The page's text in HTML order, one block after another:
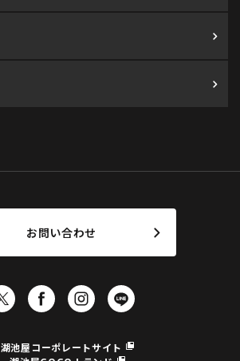
お問い合わせ
湖池屋コーポレートサイト